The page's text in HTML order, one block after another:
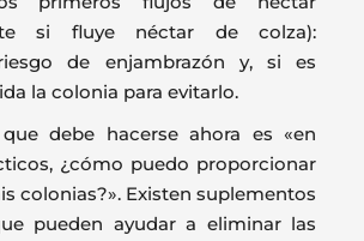
si fluye néctar de colza):
de enjambrazón y, si es
la colonia para evitarlo.
debe hacerse ahora es «en
¿cómo puedo proporcionar
colonias?». Existen suplementos
pueden ayudar a eliminar las